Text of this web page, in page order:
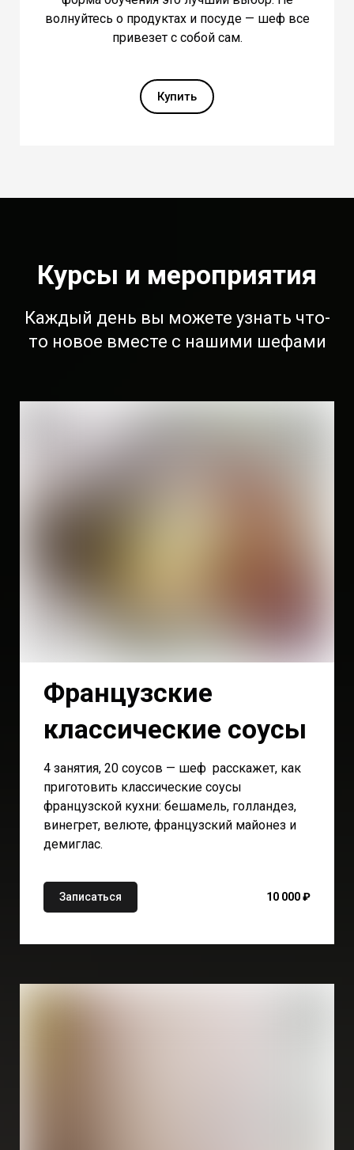
волнуйтесь о продуктах и посуде — шеф все
привезет с собой сам.
Купить
Курсы и мероприятия
Каждый день вы можете узнать что-
то новое вместе с нашими шефами
Французские
классические соусы
4 занятия, 20 соусов — шеф расскажет, как
приготовить классические соусы
французской кухни: бешамель, голландез,
винегрет, велюте, французский майонез и
демиглас.
Записаться 10 000 ₽